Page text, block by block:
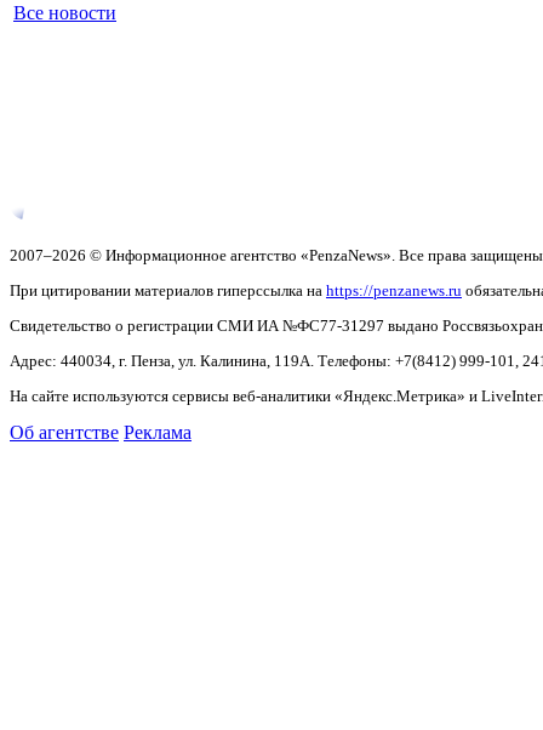
Все новости
2007–2026 © Информационное агентство «PenzaNews». Все права
При цитировании материалов гиперссылка на https://penzanews.ru
Свидетельство о регистрации СМИ ИА №ФС77-31297 выдано
Адрес: 440034, г. Пенза, ул. Калинина, 119А. Телефоны: +7(8412) 999-101,
На сайте используются сервисы веб-аналитики «Яндекс.Метрика» и
Об агентстве Реклама